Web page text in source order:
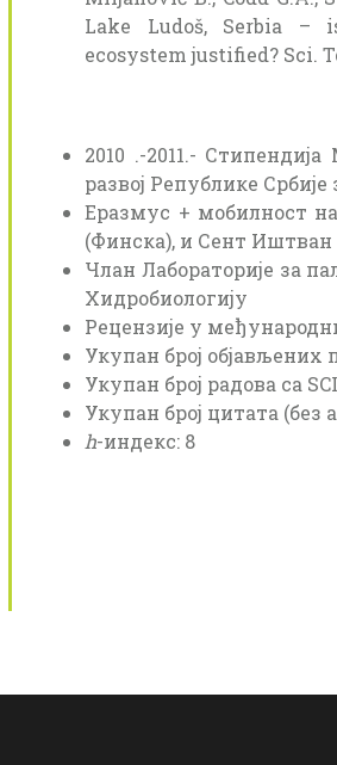
Lake Ludoš, Serbia –
ecosystem justified? Sci.
2010 .-2011.-
развој Републике Србије
Еразмус + мобилност
(Финска), и Сент Иштван
Члан Лабораторије за
Хидробиологију
Рецензије у
Укупaн број објављених
Укупaн број радова са
Укупан број цитата (без
h-индекс: 8